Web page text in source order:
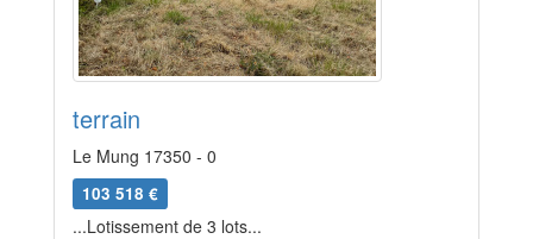
terrain
Le Mung 17350 - 0
103 518 €
...Lotissement de 3 lots...